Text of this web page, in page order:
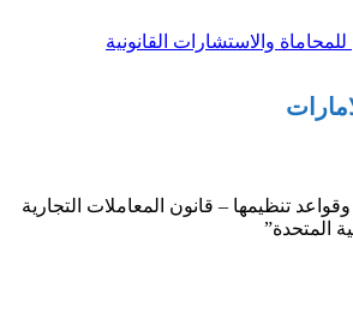
والاستشارات القانونية
تنظيمها – قانون المعاملات التجارية
المتحدة”